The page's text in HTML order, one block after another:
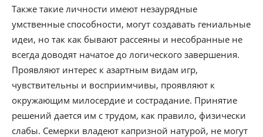
Также такие личности имеют незаурядные
умственные способности, могут создавать гениальные
идеи, но так как бывают рассеяны и несобранные не
всегда доводят начатое до логического завершения.
Проявляют интерес к азартным видам игр,
чувствительны и восприимчивы, проявляют к
окружающим милосердие и сострадание. Принятие
решений дается им с трудом, как правило, физически
слабы. Семерки владеют капризной натурой, не могут